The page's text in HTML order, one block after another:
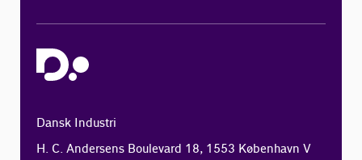
Dansk Industri
H. C. Andersens Boulevard 18, 1553 København V